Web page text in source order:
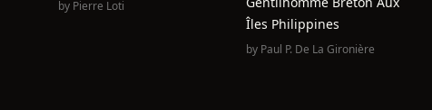
by Pierre Loti
Îles Philippines
by Paul P. De La Gironière